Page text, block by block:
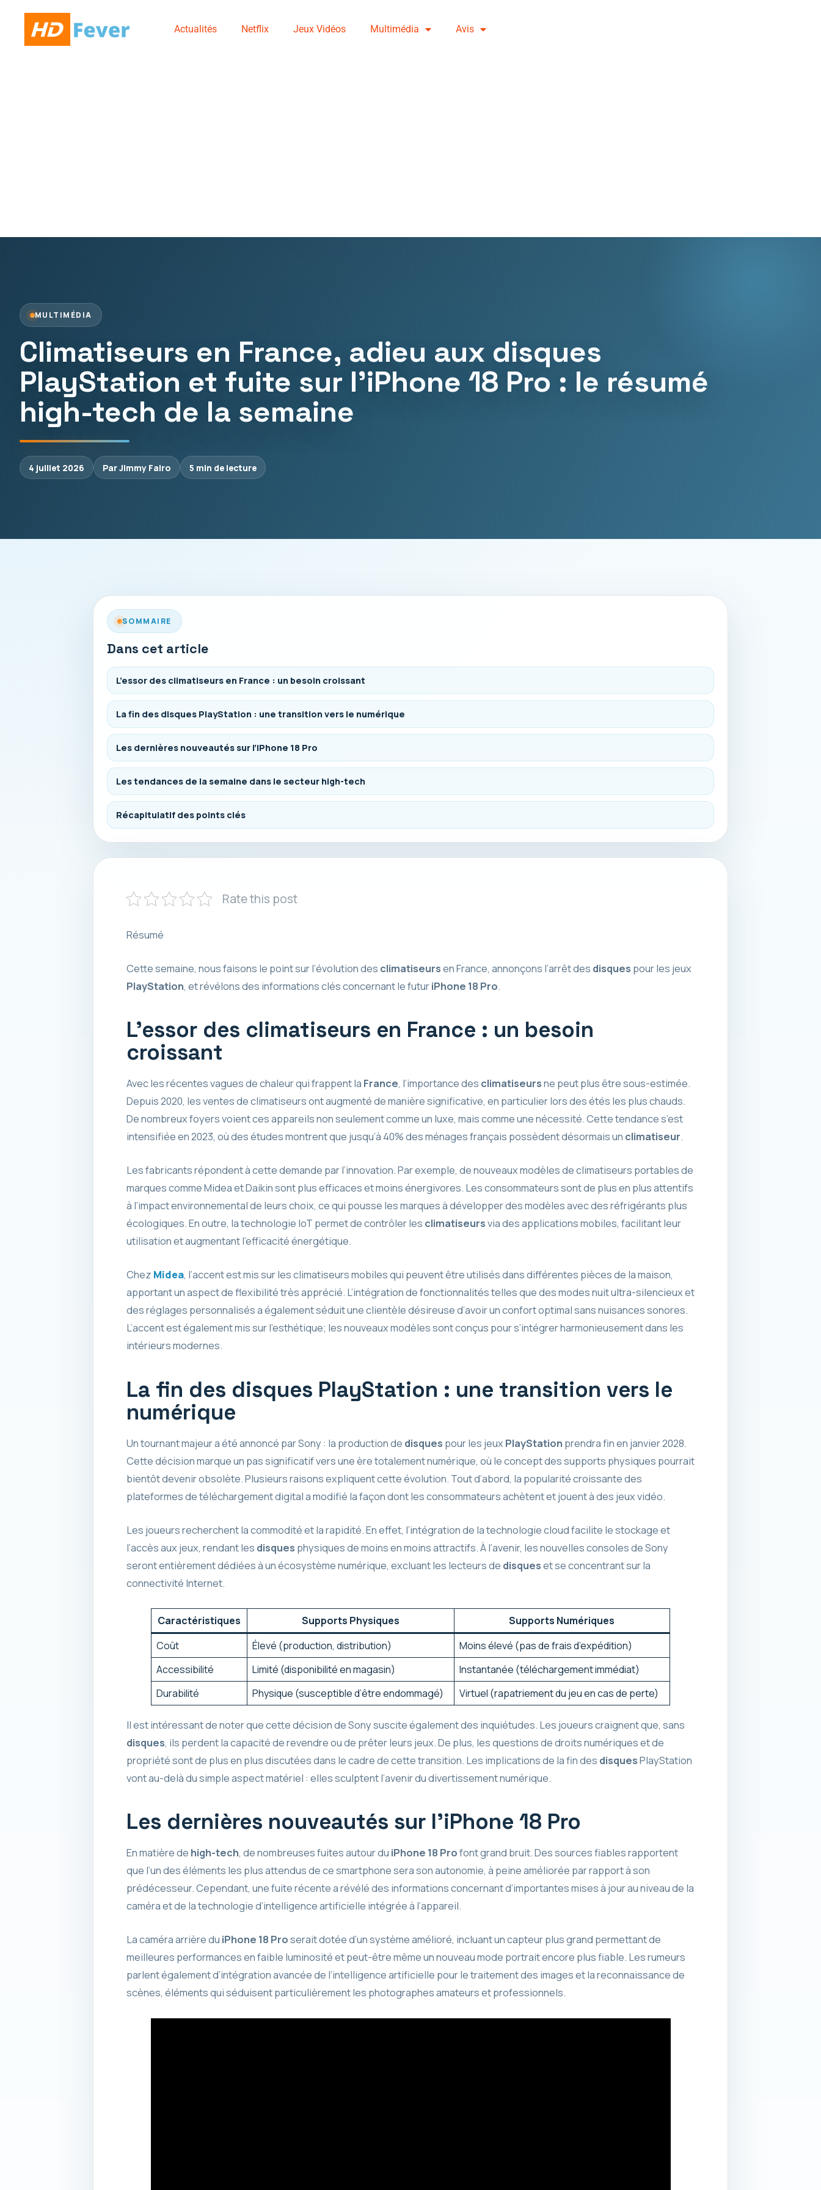
Actualités Netflix Jeux Vidéos Multimédia Avis
MULTIMÉDIA
Climatiseurs en France, adieu aux disques
PlayStation et fuite sur l’iPhone 18 Pro : le résumé
high-tech de la semaine
4 juillet 2026 Par Jimmy Falro 5 min de lecture
SOMMAIRE
Dans cet article
L’essor des climatiseurs en France : un besoin croissant
La fin des disques PlayStation : une transition vers le numérique
Les dernières nouveautés sur l’iPhone 18 Pro
Les tendances de la semaine dans le secteur high-tech
Récapitulatif des points clés
Rate this post
Résumé
Cette semaine, nous faisons le point sur l’évolution des climatiseursen France, annonçons l’arrêt des disques pour les jeux
PlayStation, et révélons des informations clés concernant le futuriPhone 18 Pro.
L’essor des climatiseurs en France : un besoin
croissant
Avec les récentes vagues de chaleur qui frappent la France, l’importance des climatiseursne peut plus être sous-estimée.
Depuis 2020, les ventes de climatiseurs ont augmenté de manière significative, en particulier lors des étés les plus chauds.
De nombreux foyers voient ces appareils non seulement comme un luxe, mais comme une nécessité. Cette tendance s’est
intensifiée en 2023, où des études montrent que jusqu’à 40% des ménages français possèdent désormais un climatiseur.
Les fabricants répondent à cette demande par l’innovation. Par exemple, de nouveaux modèles de climatiseurs portables de
marques comme Midea et Daikin sont plus efficaces et moins énergivores. Les consommateurs sont de plus en plus attentifs
à l’impact environnemental de leurs choix, ce qui pousse les marques à développer des modèles avec des réfrigérants plus
écologiques. En outre, la technologie IoT permet de contrôler les climatiseursvia des applications mobiles, facilitant leur
utilisation et augmentant l’efficacité énergétique.
Chez Midea, l’accent est mis sur les climatiseurs mobiles qui peuvent être utilisés dans différentes pièces de la maison,
apportant un aspect de flexibilité très apprécié. L’intégration de fonctionnalités telles que des modes nuit ultra-silencieux et
des réglages personnalisés a également séduit une clientèle désireuse d’avoir un confort optimal sans nuisances sonores.
L’accent est également mis sur l’esthétique; les nouveaux modèles sont conçus pour s’intégrer harmonieusement dans les
intérieurs modernes.
La fin des disques PlayStation : une transition vers le
numérique
Un tournant majeur a été annoncé par Sony : la production de disques pour les jeux PlayStation prendra fin en janvier 2028.
Cette décision marque un pas significatif vers une ère totalement numérique, où le concept des supports physiques pourrait
bientôt devenir obsolète. Plusieurs raisons expliquent cette évolution. Tout d’abord, la popularité croissante des
plateformes de téléchargement digital a modifié la façon dont les consommateurs achètent et jouent à des jeux vidéo.
Les joueurs recherchent la commodité et la rapidité. En effet, l’intégration de la technologie cloud facilite le stockage et
l’accès aux jeux, rendant les disques physiques de moins en moins attractifs. À l’avenir, les nouvelles consoles de Sony
seront entièrement dédiées à un écosystème numérique, excluant les lecteurs de disqueset se concentrant sur la
connectivité Internet.
Caractéristiques Supports Physiques
Supports Numériques
Coût
Élevé (production, distribution)
Moins élevé (pas de frais d’expédition)
Accessibilité
Limité (disponibilité en magasin)
Instantanée (téléchargement immédiat)
Durabilité
Physique (susceptible d’être endommagé) Virtuel (rapatriement du jeu en cas de perte)
Il est intéressant de noter que cette décision de Sony suscite également des inquiétudes. Les joueurs craignent que, sans
disques, ils perdent la capacité de revendre ou de prêter leurs jeux. De plus, les questions de droits numériques et de
propriété sont de plus en plus discutées dans le cadre de cette transition. Les implications de la fin des disquesPlayStation
vont au-delà du simple aspect matériel : elles sculptent l’avenir du divertissement numérique.
Les dernières nouveautés sur l’iPhone 18 Pro
En matière de high-tech, de nombreuses fuites autour du iPhone 18 Profont grand bruit. Des sources fiables rapportent
que l’un des éléments les plus attendus de ce smartphone sera son autonomie, à peine améliorée par rapport à son
prédécesseur. Cependant, une fuite récente a révélé des informations concernant d’importantes mises à jour au niveau de la
caméra et de la technologie d’intelligence artificielle intégrée à l’appareil.
La caméra arrière du iPhone 18 Proserait dotée d’un système amélioré, incluant un capteur plus grand permettant de
meilleures performances en faible luminosité et peut-être même un nouveau mode portrait encore plus fiable. Les rumeurs
parlent également d’intégration avancée de l’intelligence artificielle pour le traitement des images et la reconnaissance de
scènes, éléments qui séduisent particulièrement les photographes amateurs et professionnels.